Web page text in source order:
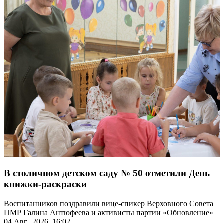
В столичном детском саду № 50 отметили День
книжки-раскраски
Воспитанников поздравили вице-спикер Верховного Совета
ПМР Галина Антюфеева и активисты партии «Обновление»